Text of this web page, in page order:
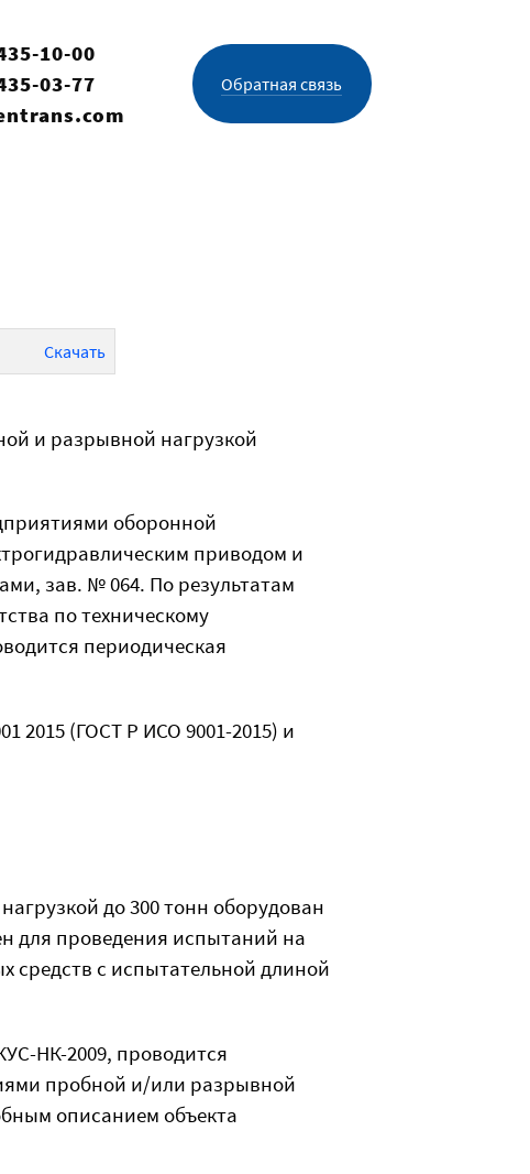
10-00
03-77
Обратная связь
Скачать
и разрывной нагрузкой
оборонной
приводом и
зав. № 064. По результатам
по техническому
периодическая
2015 (ГОСТ Р ИСО 9001-2015) и
до 300 тонн оборудован
для проведения испытаний на
средств с испытательной длиной
НК-2009, проводится
пробной и/или разрывной
описанием объекта